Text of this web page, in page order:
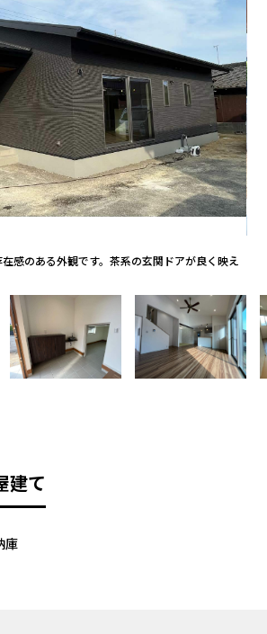
感のある外観です。茶系の玄関ドアが良く映え
建て
庫